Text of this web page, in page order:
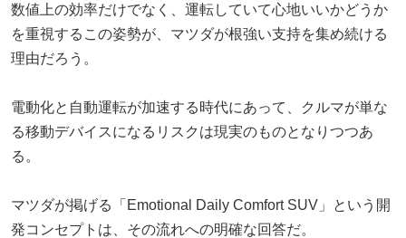
数値上の効率だけでなく、運転していて心地いいかどうか
を重視するこの姿勢が、マツダが根強い支持を集め続ける
理由だろう。
電動化と自動運転が加速する時代にあって、クルマが単な
る移動デバイスになるリスクは現実のものとなりつつあ
る。
マツダが掲げる「Emotional Daily Comfort SUV」という開
発コンセプトは、その流れへの明確な回答だ。